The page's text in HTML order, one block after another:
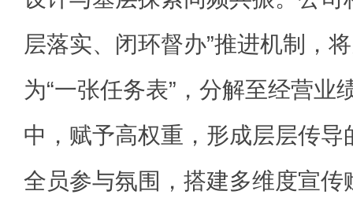
层落实、闭环督办”推进机制，
为“一张任务表”，分解至经营业
中，赋予高权重，形成层层传
全员参与氛围，搭建多维度宣传